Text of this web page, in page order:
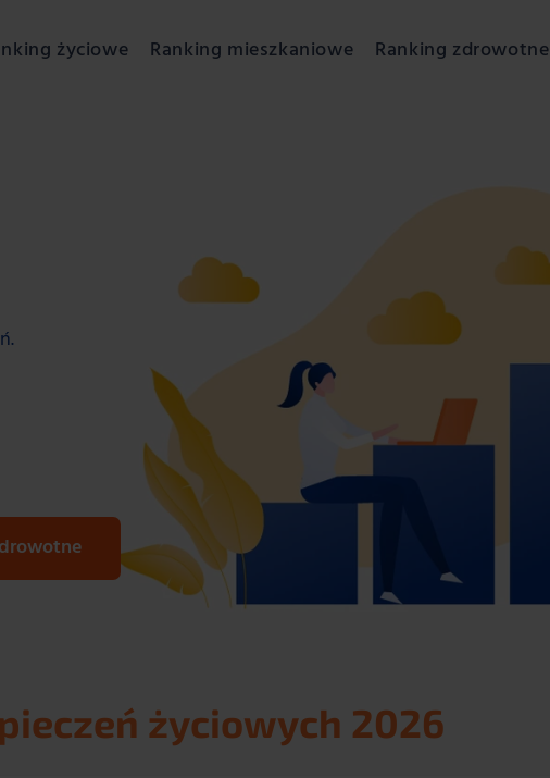
życiowe Ranking mieszkaniowe Ranking zdrowotne
życiowych 2026